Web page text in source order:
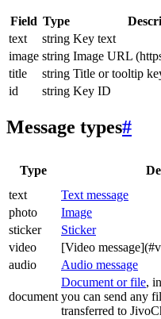
Field Type
text
string Key text
image string Image URL
title
string Title or tooltip
id
string Key ID
Message types#
Type
text
Text message
photo
Image
sticker
Sticker
video
[Video
audio
Audio message
document
Document or file,
you can send any
transferred to